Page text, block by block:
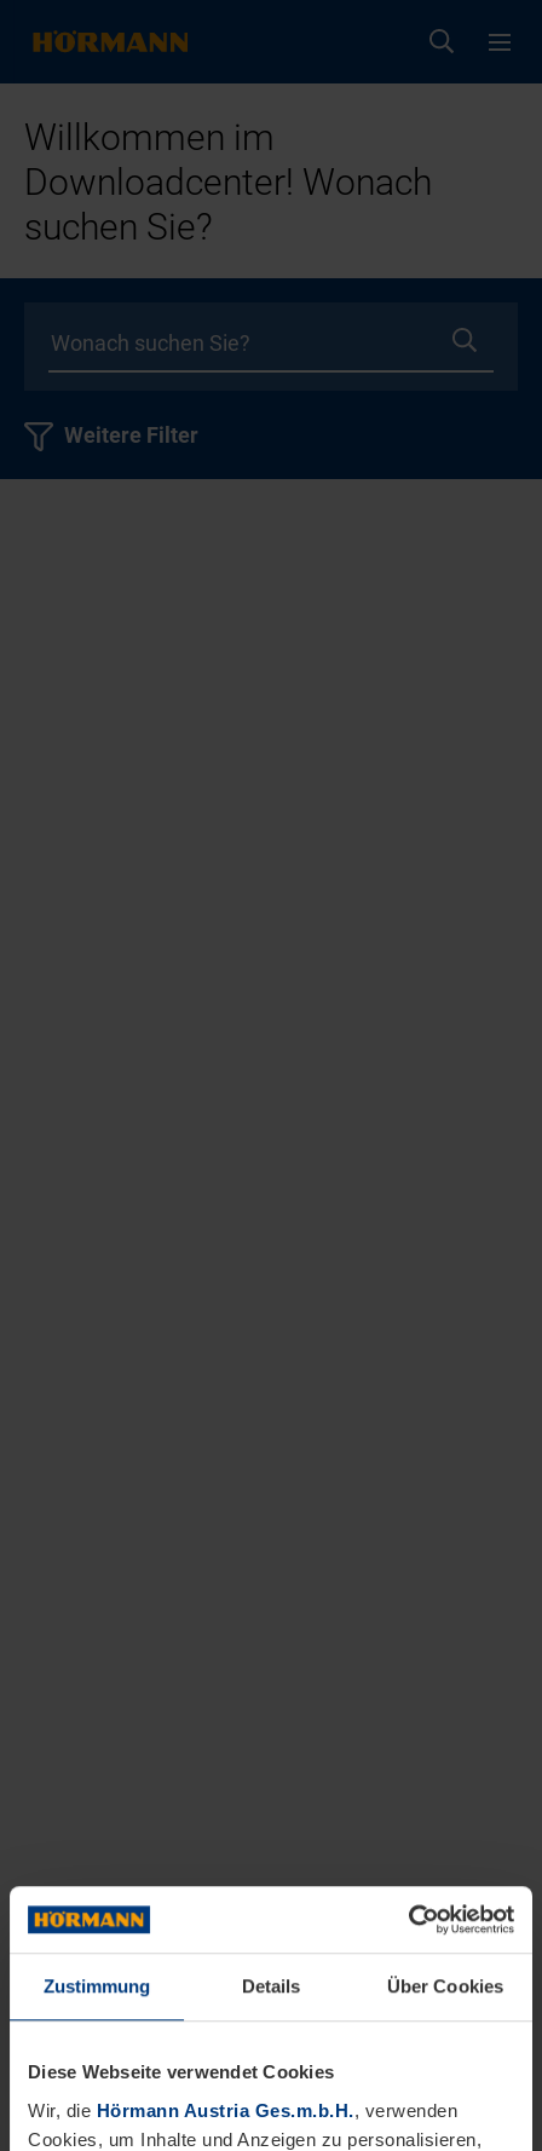
Zustimmung Details Über Cookies
Diese Webseite verwendet Cookies
Wir, die Hörmann Austria Ges.m.b.H., verwenden
Cookies, um Inhalte und Anzeigen zu personalisieren,
Willkommen im
Downloadcenter! Wonach
suchen Sie?
Weitere Filter